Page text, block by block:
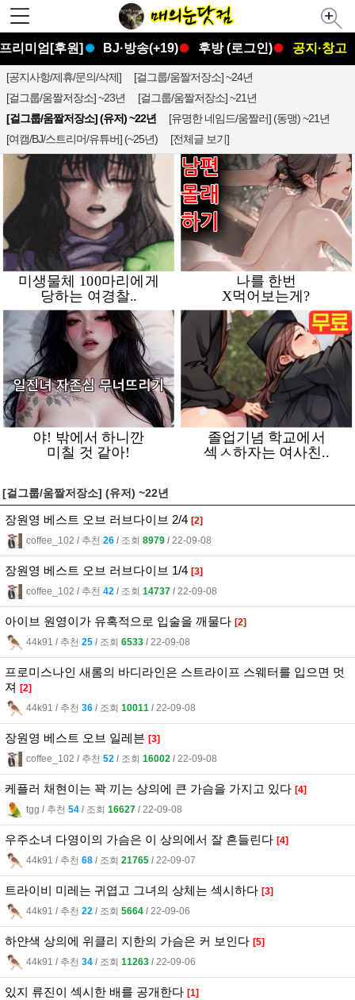
프리미엄[후원] BJ·방송(+19) 후방 (로그인) 공지·창고
[공지사항/제휴/문의/삭제]
[걸그룹/움짤저장소] ~24년
[걸그룹/움짤저장소] ~23년
[걸그룹/움짤저장소] ~21년
[걸그룹/움짤저장소] (유저) ~22년
[유명한 네임드/움짤러] (동맹) ~21년
[여캠/BJ/스트리머/유튜버] (~25년)
[전체글 보기]
[걸그룹/움짤저장소] (유저) ~22년
장원영 베스트 오브 러브다이브 2/4 [2]
coffee_102 l 추천 26 l 조회 8979 l 22-09-08
장원영 베스트 오브 러브다이브 1/4 [3]
coffee_102 l 추천 42 l 조회 14737 l 22-09-08
아이브 원영이가 유혹적으로 입술을 깨물다 [2]
44k91 l 추천 25 l 조회 6533 l 22-09-08
프로미스나인 새롬의 바디라인은 스트라이프 스웨터를 입으면 멋
져 [2]
44k91 l 추천 36 l 조회 10011 l 22-09-08
장원영 베스트 오브 일레븐 [3]
coffee_102 l 추천 52 l 조회 16002 l 22-09-08
케플러 채현이는 꽉 끼는 상의에 큰 가슴을 가지고 있다 [4]
tgg l 추천 54 l 조회 16627 l 22-09-08
우주소녀 다영이의 가슴은 이 상의에서 잘 흔들린다 [4]
44k91 l 추천 68 l 조회 21765 l 22-09-07
트라이비 미레는 귀엽고 그녀의 상체는 섹시하다 [3]
44k91 l 추천 22 l 조회 5664 l 22-09-06
하얀색 상의에 위클리 지한의 가슴은 커 보인다 [5]
44k91 l 추천 34 l 조회 11263 l 22-09-06
있지 류진이 섹시한 배를 공개한다 [1]